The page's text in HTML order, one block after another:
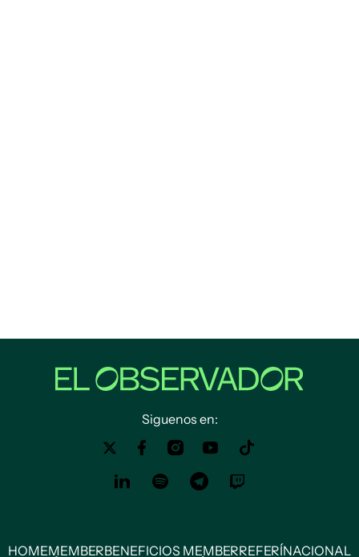
Siguenos en:
HOMEMEMBERBENEFICIOS MEMBERREFERÍNACIONAL